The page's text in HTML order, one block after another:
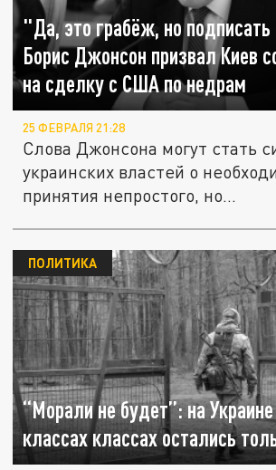
"Да, это грабёж, но
Борис Джонсон призвал Киев
на сделку с США по недрам
25 ФЕВРАЛЯ 21:28
Слова Джонсона могут стать
украинских властей о
принятия непростого, но...
“Морали не будет”: на
классах классах остались
ПОЛИТИКА